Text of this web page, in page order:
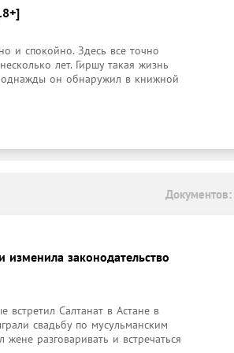
и спокойно. Здесь все точно
лет. Гиршу такая жизнь
однажды он обнаружил в книжной
изменила законодательство
встретил Салтанат в Астане в
свадьбу по мусульманским
разговаривать и встречаться